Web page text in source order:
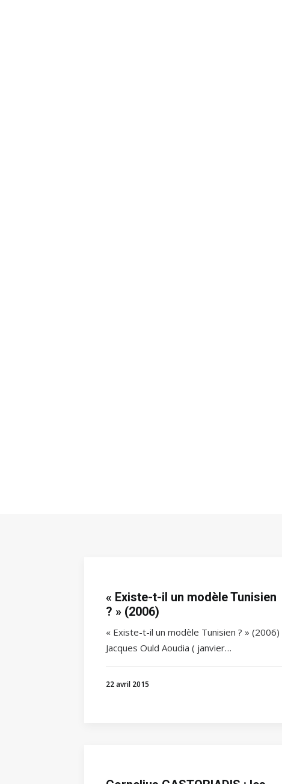
« Existe-t-il un modèle Tunisien
? » (2006)
« Existe-t-il un modèle Tunisien ? » (2006)
Jacques Ould Aoudia ( janvier…
22 avril 2015